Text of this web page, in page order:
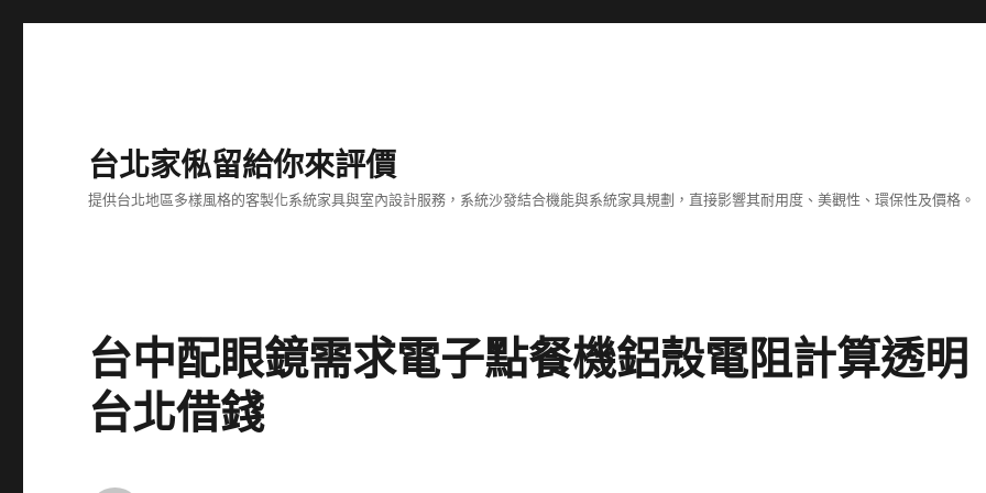
台北家俬留給你來評價
提供台北地區多樣風格的客製化系統家具與室內設計服務，系統沙發結合機能與系統家具規劃，直接影響其耐用度、美觀性、環保性及價格。
台中配眼鏡需求電子點餐機鋁殼電阻計算透明
台北借錢